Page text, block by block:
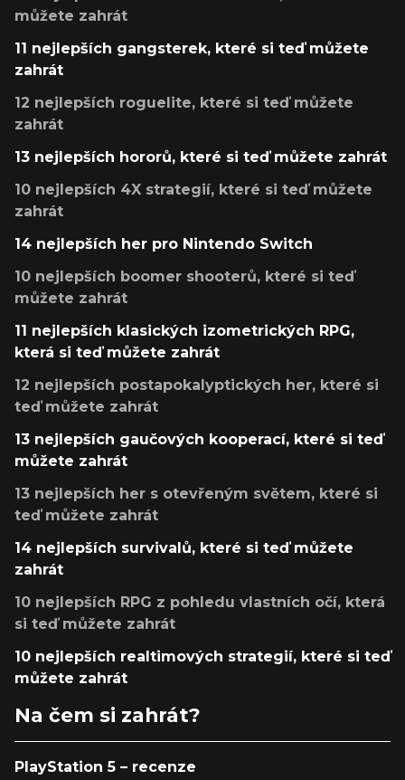
můžete zahrát
11 nejlepších gangsterek, které si teď můžete
zahrát
12 nejlepších roguelite, které si teď můžete
zahrát
13 nejlepších hororů, které si teď můžete zahrát
10 nejlepších 4X strategií, které si teď můžete
zahrát
14 nejlepších her pro Nintendo Switch
10 nejlepších boomer shooterů, které si teď
můžete zahrát
11 nejlepších klasických izometrických RPG,
která si teď můžete zahrát
12 nejlepších postapokalyptických her, které si
teď můžete zahrát
13 nejlepších gaučových kooperací, které si teď
můžete zahrát
13 nejlepších her s otevřeným světem, které si
teď můžete zahrát
14 nejlepších survivalů, které si teď můžete
zahrát
10 nejlepších RPG z pohledu vlastních očí, která
si teď můžete zahrát
10 nejlepších realtimových strategií, které si teď
můžete zahrát
Na čem si zahrát?
PlayStation 5 – recenze